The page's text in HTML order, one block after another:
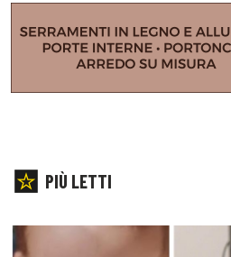
PIÙ LETTI